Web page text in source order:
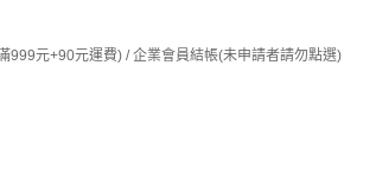
999元+90元運費) / 企業會員結帳(未申請者請勿點選)